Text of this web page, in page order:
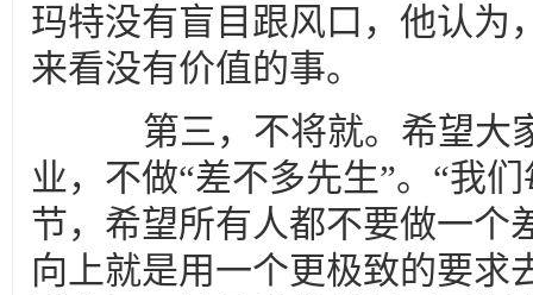
玛特没有盲目跟风口，他认为
来看没有价值的事。
第三，不将就。希望大
业，不做“差不多先生”。“我
节，希望所有人都不要做一个
向上就是用一个更极致的要求